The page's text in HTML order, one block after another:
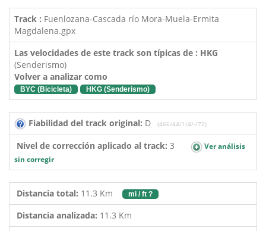
Track : Fuenlozana-Cascada río Mora-Muela-Ermita
Magdalena.gpx
Las velocidades de este track son típicas de : HKG
(Senderismo)
Volver a analizar como
BYC (Bicicleta) HKG (Senderismo)
Fiabilidad del track original: D (466/44/1/4/-/72)
Nivel de corrección aplicado al track: 3
Ver análisis
sin corregir
Distancia total: 11.3 Km mi / ft ?
Distancia analizada: 11.3 Km